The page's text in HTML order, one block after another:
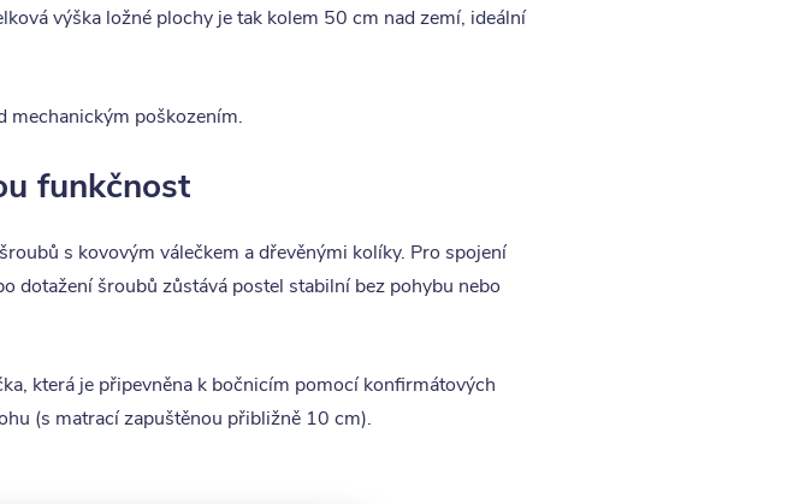
výška ložné plochy je tak kolem 50 cm nad zemí, ideální
mechanickým poškozením.
funkčnost
s kovovým válečkem a dřevěnými kolíky. Pro spojení
dotažení šroubů zůstává postel stabilní bez pohybu nebo
která je připevněna k bočnicím pomocí konfirmátových
(s matrací zapuštěnou přibližně 10 cm).